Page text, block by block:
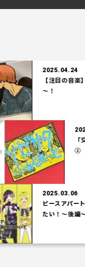
2025.04.24
【注目の音楽】「
～！
2025.03.06
ピースアパート3D
たい！～後編～